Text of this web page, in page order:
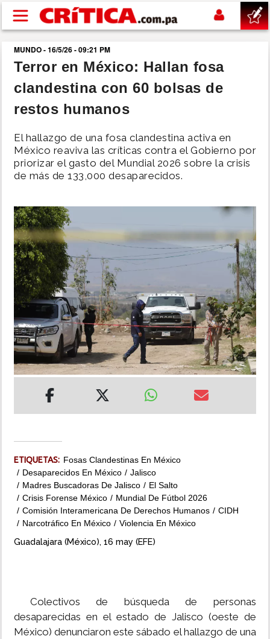
Pasar al contenido principal
buscar
SUCESOS
POLÍTICA
DEPORTES
MUNDO
INSÓLITAS
MULTIMEDIA
IMPRESO
MUNDO - 16/5/26 - 09:21 PM
Terror en México: Hallan fosa
clandestina con 60 bolsas de
restos humanos
El hallazgo de una fosa clandestina activa en
México reaviva las críticas contra el Gobierno por
priorizar el gasto del Mundial 2026 sobre la crisis
de más de 133,000 desaparecidos.
ETIQUETAS: Fosas Clandestinas En México
Desaparecidos En México
Jalisco
Madres Buscadoras De Jalisco
El Salto
Crisis Forense México
Mundial De Fútbol 2026
Comisión Interamericana De Derechos Humanos
CIDH
Narcotráfico En México
Violencia En México
Guadalajara (México), 16 may (EFE)
Colectivos de búsqueda de personas
desaparecidas en el estado de Jalisco (oeste de
México) denunciaron este sábado el hallazgo de una